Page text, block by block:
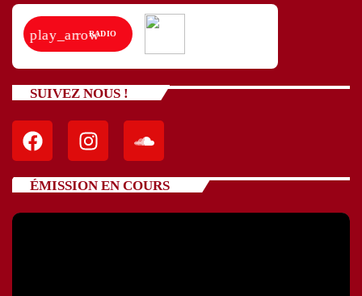
play_arrowRADIO
SUIVEZ NOUS !
ÉMISSION EN COURS